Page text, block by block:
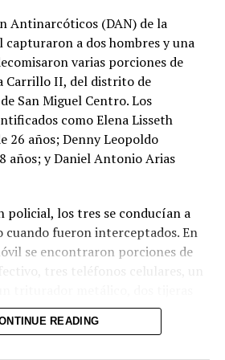
ha
sin ser
ningún
General de
El
(@FGR_SV)
Antinarcóticos (DAN) de la
a dos hombres y una
varias porciones de
Carrillo II, del distrito de
San Miguel Centro. Los
como Elena Lisseth
26 años; Denny Leopoldo
años; y Daniel Antonio Arias
policial, los tres se conducían a
cuando fueron interceptados. En
se encontraron porciones de
tres teléfonos celulares, un
de papel para elaborar cigarrillos
transparentes.
READING